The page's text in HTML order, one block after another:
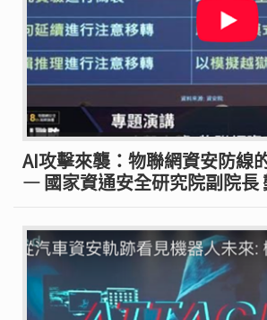
AI攻擊來襲：物聯網資安防線
— 國家資通安全研究院副院長